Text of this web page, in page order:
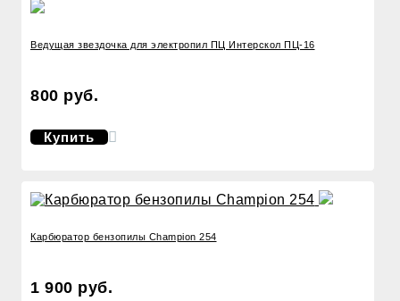
Ведущая звездочка для электропил ПЦ Интерскол ПЦ-16
800 руб.
Купить
Карбюратор бензопилы Champion 254
1 900 руб.